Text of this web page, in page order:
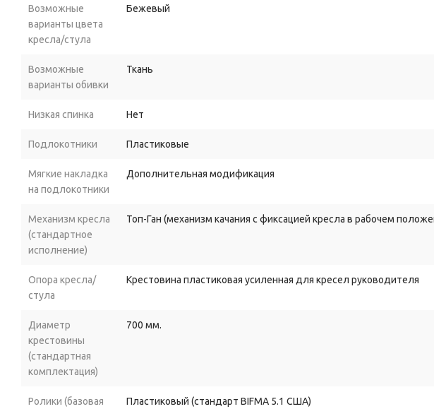
Возможные
варианты цвета
кресла/стула
Бежевый
Возможные
варианты обивки
Ткань
Низкая спинка Нет
Подлокотники Пластиковые
Мягкие накладка
на подлокотники
Дополнительная модификация
Механизм кресла
(стандартное
исполнение)
Топ-Ган (механизм качания с фиксацией кресла в рабочем
Опора кресла/
стула
Крестовина пластиковая усиленная для кресел руководителя
Диаметр
крестовины
(стандартная
комплектация)
700 мм.
Ролики (базовая
Пластиковый (стандарт BIFMA 5.1 США)